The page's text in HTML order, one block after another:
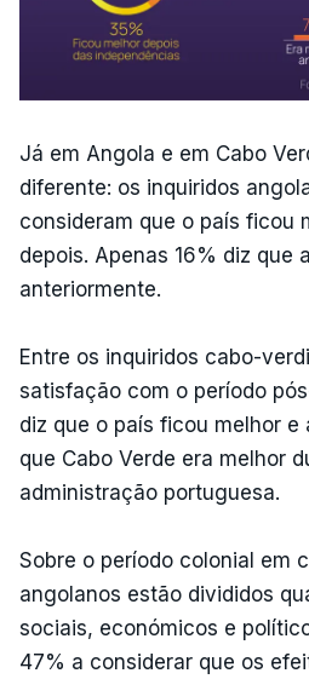
Já em Angola e em Cabo
diferente: os inquiridos
consideram que o país ficou
depois. Apenas 16% diz que
anteriormente.
Entre os inquiridos cabo-
satisfação com o período
diz que o país ficou melhor e
que Cabo Verde era melhor
administração portuguesa.
Sobre o período colonial em
angolanos estão divididos
sociais, económicos e
47% a considerar que os